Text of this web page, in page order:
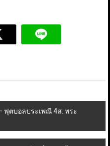
ฟุตบอลประเพณี 4ส. พระ